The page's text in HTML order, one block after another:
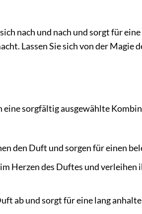
nach und nach und sorgt für
Lassen Sie sich von der Magie
sorgfältig ausgewählte
den Duft und sorgen für einen
Herzen des Duftes und verleihen
ab und sorgt für eine lang